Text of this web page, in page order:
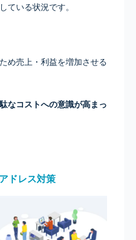
ている状況です。
め売上・利益を増加させる
なコストへの意識が高まっ
ドレス対策